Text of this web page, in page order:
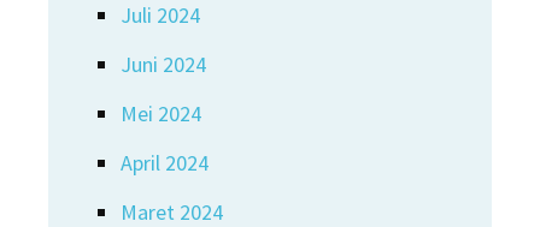
Juli 2024
Juni 2024
Mei 2024
April 2024
Maret 2024